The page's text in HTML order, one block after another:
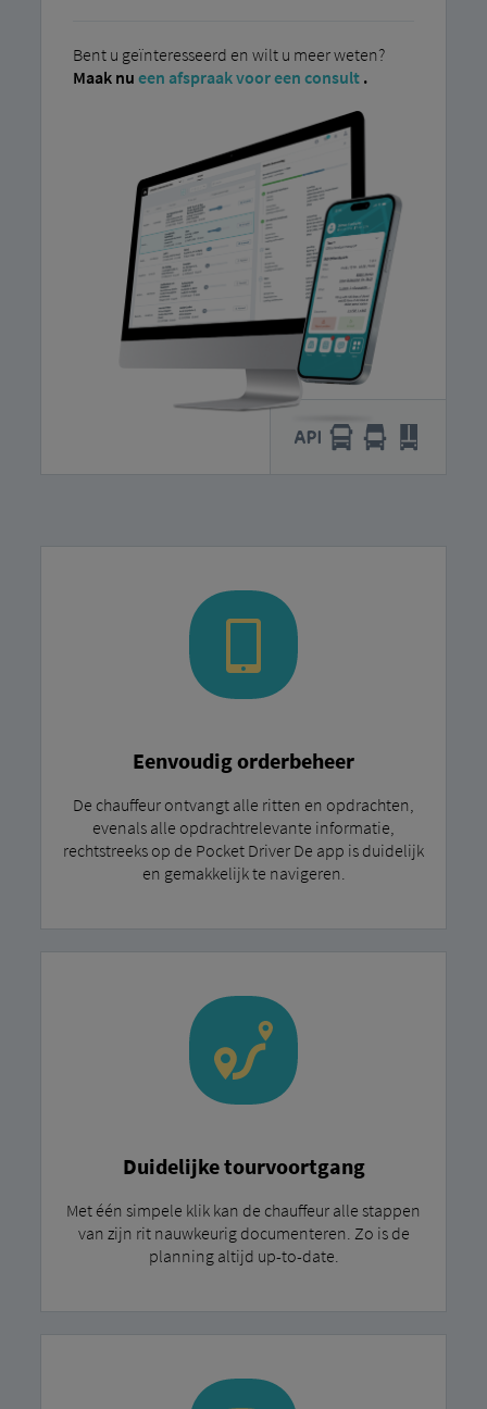
Bent u geïnteresseerd en wilt u meer weten?
Maak nu een afspraak voor een consult.
Eenvoudig orderbeheer
De chauffeur ontvangt alle ritten en opdrachten,
evenals alle opdrachtrelevante informatie,
rechtstreeks op de Pocket Driver De app is duidelijk
en gemakkelijk te navigeren.
Duidelijke tourvoortgang
Met één simpele klik kan de chauffeur alle stappen
van zijn rit nauwkeurig documenteren. Zo is de
planning altijd up-to-date.